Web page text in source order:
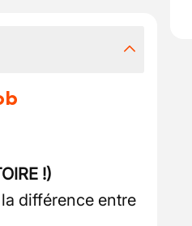
!)
différence entre